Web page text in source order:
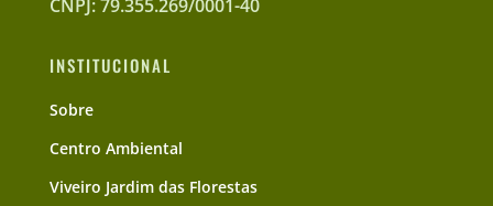
CNPJ: 79.355.269/0001-40
INSTITUCIONAL
Sobre
Centro Ambiental
Viveiro Jardim das Florestas